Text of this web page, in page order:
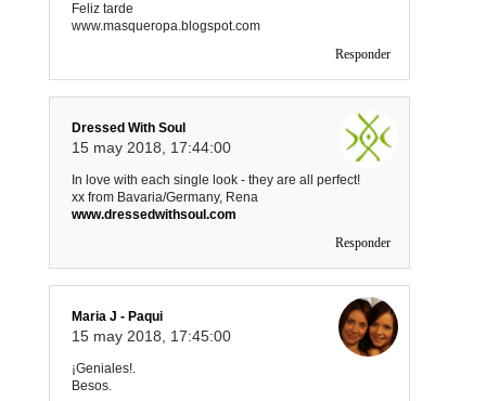
Feliz tarde
www.masqueropa.blogspot.com
Responder
Dressed With Soul
15 may 2018, 17:44:00
In love with each single look - they are all perfect!
xx from Bavaria/Germany, Rena
www.dressedwithsoul.com
Responder
Maria J - Paqui
15 may 2018, 17:45:00
¡Geniales!.
Besos.